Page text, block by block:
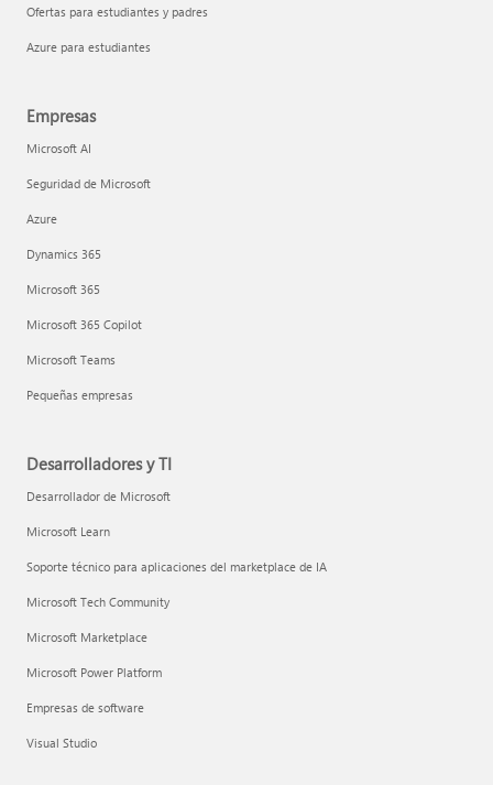
Ofertas para estudiantes y padres
Azure para estudiantes
Empresas
Microsoft AI
Seguridad de Microsoft
Azure
Dynamics 365
Microsoft 365
Microsoft 365 Copilot
Microsoft Teams
Pequeñas empresas
Desarrolladores y TI
Desarrollador de Microsoft
Microsoft Learn
Soporte técnico para aplicaciones del marketplace de IA
Microsoft Tech Community
Microsoft Marketplace
Microsoft Power Platform
Empresas de software
Visual Studio